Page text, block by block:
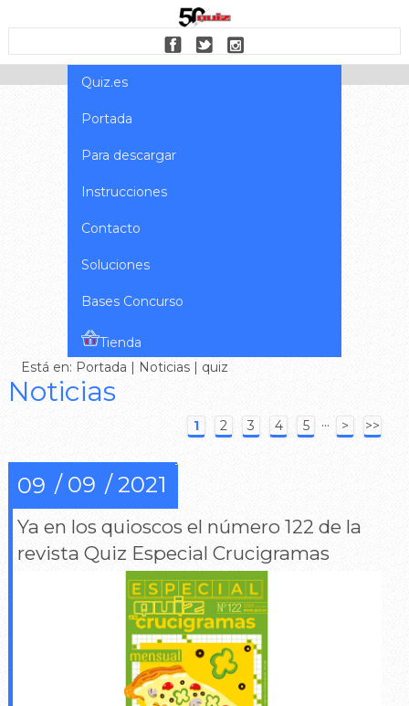
Quiz.es
Portada
Para descargar
Instrucciones
Contacto
Soluciones
Bases Concurso
Tienda
Está en: Portada | Noticias| quiz
Noticias
1 2 3 4 5 ··· > >>
09 09 2021
Ya en los quioscos el número 122 de la
revista Quiz Especial Crucigramas